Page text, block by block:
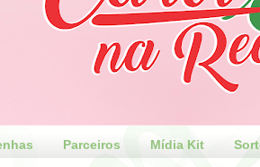
Parceiros Mídia Kit